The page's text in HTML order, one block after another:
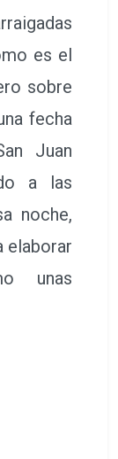
es el
sobre
fecha
Juan
a las
noche,
elaborar
unas